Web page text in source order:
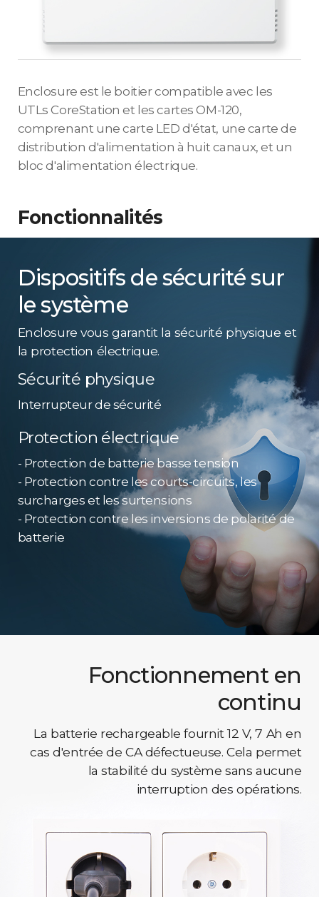
Enclosure est le boitier compatible avec les
UTLs CoreStation et les cartes OM-120,
comprenant une carte LED d'état, une carte de
distribution d'alimentation à huit canaux, et un
bloc d'alimentation électrique.
Fonctionnalités
Dispositifs de sécurité sur
le système
Enclosure vous garantit la sécurité physique et
la protection électrique.
Sécurité physique
Interrupteur de sécurité
Protection électrique
- Protection de batterie basse tension
- Protection contre les courts-circuits, les
surcharges et les surtensions
- Protection contre les inversions de polarité de
batterie
Fonctionnement en
continu
La batterie rechargeable fournit 12 V, 7 Ah en
cas d'entrée de CA défectueuse. Cela permet
la stabilité du système sans aucune
interruption des opérations.